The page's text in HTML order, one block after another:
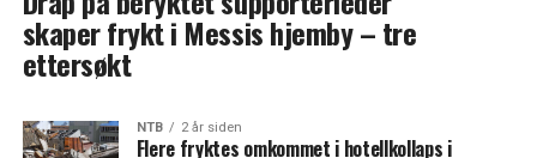
skaper frykt i Messis hjemby – tre
ettersøkt
NTB 2 år siden
Flere fryktes omkommet i hotellkollaps i